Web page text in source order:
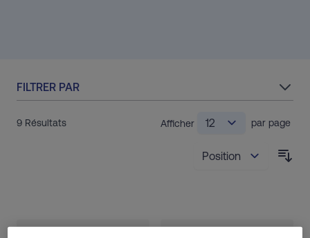
FILTRER PAR
9 Résultats Afficher par page